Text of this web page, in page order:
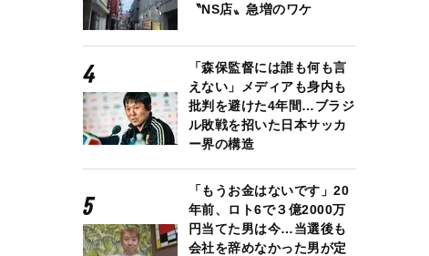
クのキャリアショップ 写真／Shutterstock
〝NS店〟急増のワケ
「森保監督には誰も何も言
えない」メディアも身内も
批判を避けた4年間…ブラジ
ル敗戦を招いた日本サッカ
ー界の構造
「もうお金はないです」20
年前、ロト6で３億2000万
円当てた男は今…当選後も
会社を辞めなかった男が定